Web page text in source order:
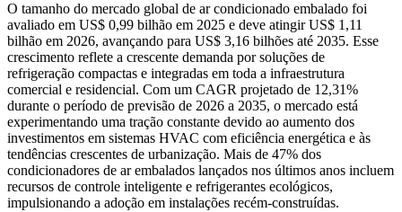
O tamanho do mercado global de ar condicionado embalado foi
avaliado em US$ 0,99 bilhão em 2025 e deve atingir US$ 1,11
bilhão em 2026, avançando para US$ 3,16 bilhões até 2035. Esse
crescimento reflete a crescente demanda por soluções de
refrigeração compactas e integradas em toda a infraestrutura
comercial e residencial. Com um CAGR projetado de 12,31%
durante o período de previsão de 2026 a 2035, o mercado está
experimentando uma tração constante devido ao aumento dos
investimentos em sistemas HVAC com eficiência energética e às
tendências crescentes de urbanização. Mais de 47% dos
condicionadores de ar embalados lançados nos últimos anos incluem
recursos de controle inteligente e refrigerantes ecológicos,
impulsionando a adoção em instalações recém-construídas.